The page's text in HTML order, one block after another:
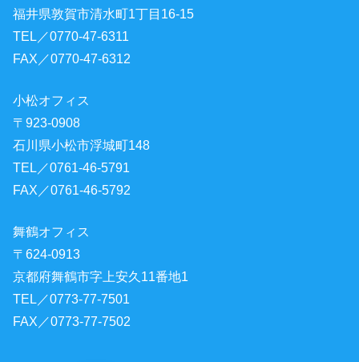
福井県敦賀市清水町1丁目16-15
TEL／0770-47-6311
FAX／0770-47-6312
小松オフィス
〒923-0908
石川県小松市浮城町148
TEL／0761-46-5791
FAX／0761-46-5792
舞鶴オフィス
〒624-0913
京都府舞鶴市字上安久11番地1
TEL／0773-77-7501
FAX／0773-77-7502